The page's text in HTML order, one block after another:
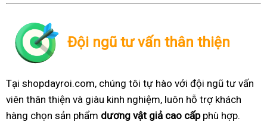
Đội ngũ tư vấn thân thiện
Tại shopdayroi.com, chúng tôi tự hào với đội ngũ tư vấn
viên thân thiện và giàu kinh nghiệm, luôn hỗ trợ khách
hàng chọn sản phẩm dương vật giả cao cấpphù hợp.